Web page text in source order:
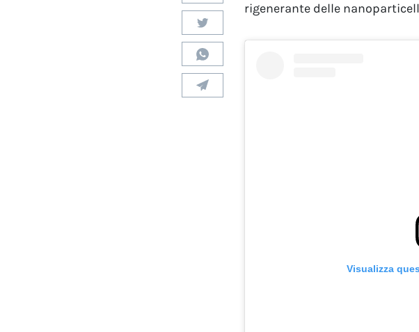
rigenerante delle
Visualizza